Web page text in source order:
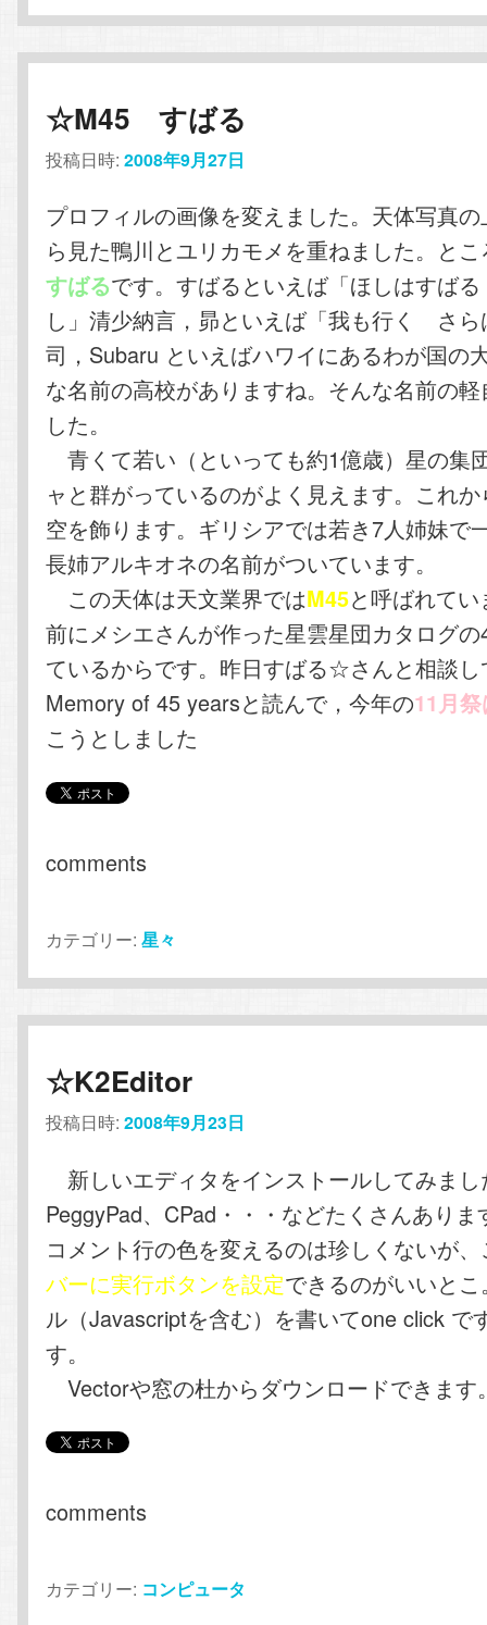
☆M45 すばる
投稿日時:2008年9月27日
プロフィルの画像を変えました。天体写真
ら見た鴨川とユリカモメを重ねました。と
すばるです。すばるといえば「ほしはすば
し」清少納言，昴といえば「我も行く さら
司，Subaru といえばハワイにあるわが国の
な名前の高校がありますね。そんな名前の
した。
青くて若い（といっても約1億歳）星の集
ャと群がっているのがよく見えます。これ
空を飾ります。ギリシアでは若き7人姉妹で
長姉アルキオネの名前がついています。
この天体は天文業界ではM45と呼ばれて
前にメシエさんが作った星雲星団カタログ
ているからです。昨日すばる☆さんと相談し
Memory of 45 yearsと読んで，今年の11月
こうとしました
comments
カテゴリー: 星々
☆K2Editor
投稿日時:2008年9月23日
新しいエディタをインストールしてみま
PeggyPad、CPad・・・などたくさんあり
コメント行の色を変えるのは珍しくないが
バーに実行ボタンを設定できるのがいいと
ル（Javascriptを含む）を書いてone click で
す。
Vectorや窓の杜からダウンロードできます
comments
カテゴリー: コンピュータ